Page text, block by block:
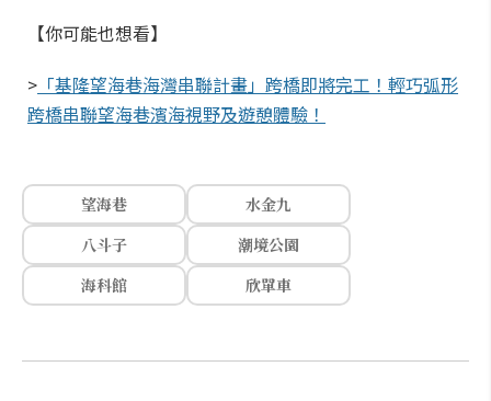
【你可能也想看】
> 「基隆望海巷海灣串聯計畫」跨橋即將完工！輕巧弧形
跨橋串聯望海巷濱海視野及遊憩體驗！
望海巷
水金九
八斗子
潮境公園
海科館
欣單車